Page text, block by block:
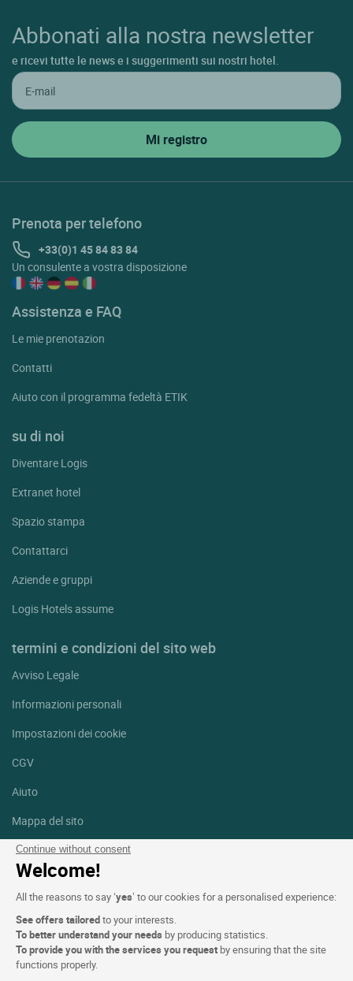
Continue without consent
Welcome!
All the reasons to say ‘yes’ to our cookies for a personalised experience:
See offers tailoredto your interests.
To better understand your needs by producing statistics.
To provide you with the services you request by ensuring that the site
functions properly.
Abbonati alla nostra newsletter
e ricevi tutte le news e i suggerimenti sui nostri hotel.
Prenota per telefono
+33(0)1 45 84 83 84
Un consulente a vostra disposizione
Assistenza e FAQ
Le mie prenotazion
Contatti
Aiuto con il programma fedeltà ETIK
su di noi
Diventare Logis
Extranet hotel
Spazio stampa
Contattarci
Aziende e gruppi
Logis Hotels assume
termini e condizioni del sito web
Avviso Legale
Informazioni personali
Impostazioni dei cookie
CGV
Aiuto
Mappa del sito
Crediti fotografici
Facebook
Instagram
Linkedin